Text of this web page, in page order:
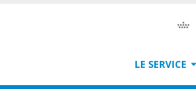
LE SERVICE